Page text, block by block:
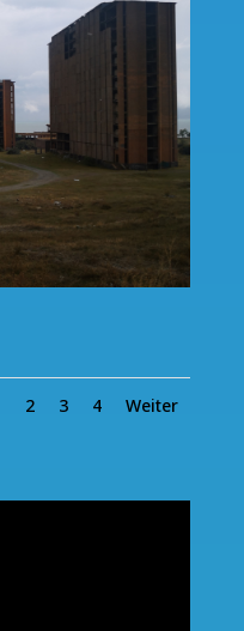
2 3 4 Weiter